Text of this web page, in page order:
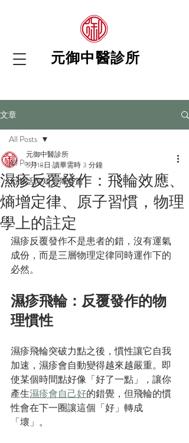
元御中醫診所
文章
All Posts
元御話你知：傳奇篇
All Posts
濕疹反覆發作：飛輪效應、
熵增定律、原子習慣，物理
學上的註定
元御中醫診所
5月18日 讀畢需時 3 分鐘
濕疹反覆發作不是患者的錯，沒有運氣
成份，而是三層物理定律同時運作下的
必然。
濕疹飛輪：反覆發作的物
理慣性
濕疹飛輪突破力點之後，慣性讓它自我
加速，濕疹會自動變得越來越嚴重。即
使某個時間點好像「好了一點」，讓你
產生濕疹會自己好的錯覺，但飛輪的慣
性會在下一圈讓這個「好」轉成
「壞」。